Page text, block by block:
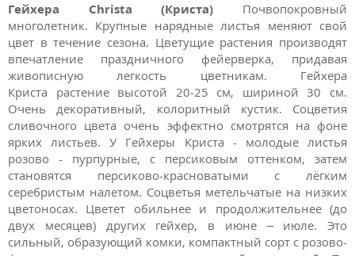
Гейхера Christa (Криста) Почвопокровный
многолетник. Крупные нарядные листья меняют свой
цвет в течение сезона. Цветущие растения производят
впечатление праздничного фейерверка, придавая
живописную легкость цветникам. Гейхера
Криста растение высотой 20-25 см, шириной 30 см.
Очень декоративный, колоритный кустик. Соцветия
сливочного цвета очень эффектно смотрятся на фоне
ярких листьев. У Гейхеры Криста - молодые листья
розово - пурпурные, с персиковым оттенком, затем
становятся персиково-красноватыми с лёгким
серебристым налетом. Соцветья метельчатые на низких
цветоносах. Цветет обильнее и продолжительнее (до
двух месяцев) других гейхер, в июне – июле. Это
сильный, образующий комки, компактный сорт с розово-